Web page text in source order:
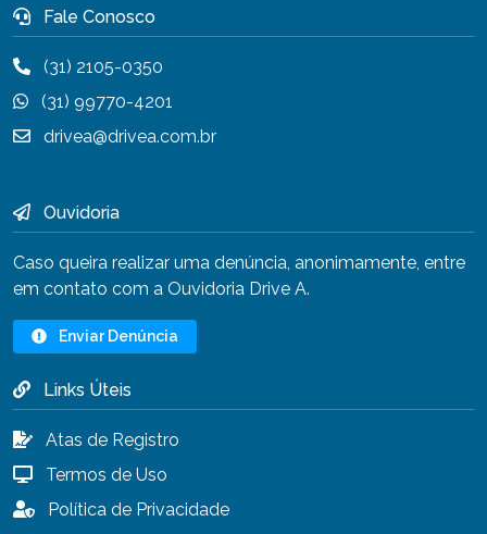
Fale Conosco
(31) 2105-0350
(31) 99770-4201
drivea@drivea.com.br
Ouvidoria
Caso queira realizar uma denúncia, anonimamente, entre
em contato com a Ouvidoria Drive A.
Enviar Denúncia
Links Úteis
Atas de Registro
Termos de Uso
Política de Privacidade